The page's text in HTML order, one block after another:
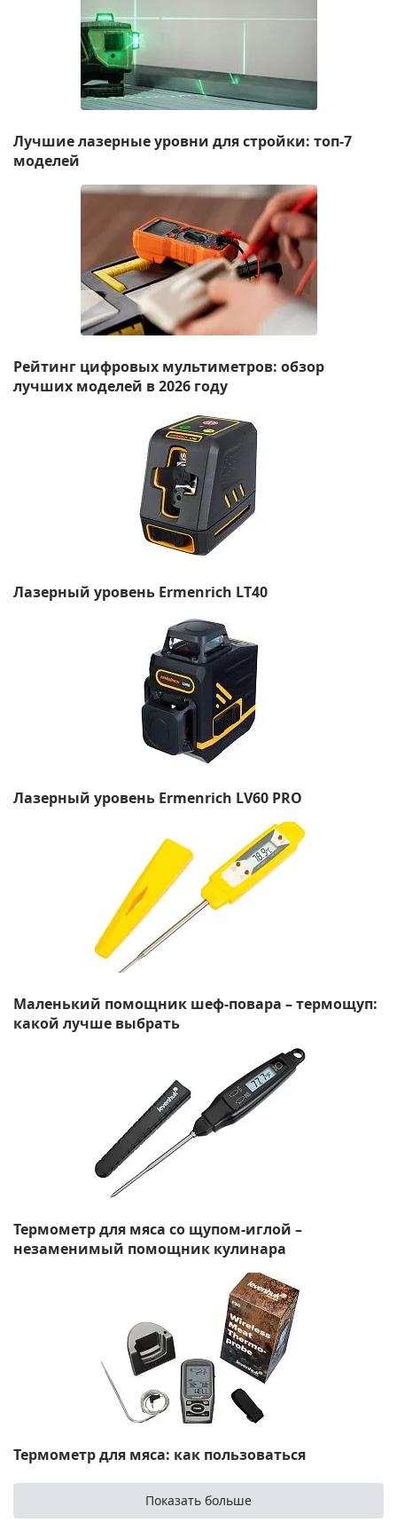
Лучшие лазерные уровни для стройки: топ-7
моделей
Рейтинг цифровых мультиметров: обзор
лучших моделей в 2026 году
Лазерный уровень Ermenrich LT40
Лазерный уровень Ermenrich LV60 PRO
Маленький помощник шеф-повара – термощуп:
какой лучше выбрать
Термометр для мяса со щупом-иглой –
незаменимый помощник кулинара
Термометр для мяса: как пользоваться
Показать больше